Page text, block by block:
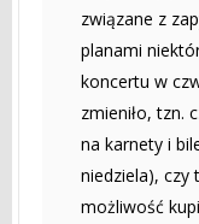
związane z
planami
koncertu w
zmieniło, tzn.
na karnety i
niedziela), czy
możliwość